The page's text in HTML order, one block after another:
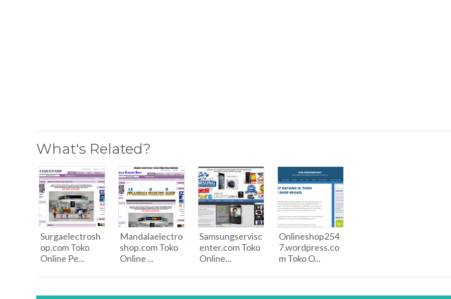
What's Related?
Surgaelectrosh
op.com Toko
Online Pe...
Mandalaelectro
shop.com Toko
Online ...
Samsungservisc
enter.com Toko
Online...
Onlineshop254
7.wordpress.co
m Toko O...